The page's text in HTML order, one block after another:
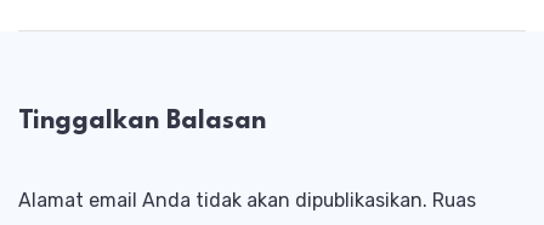
Tinggalkan Balasan
Alamat email Anda tidak akan dipublikasikan. Ruas